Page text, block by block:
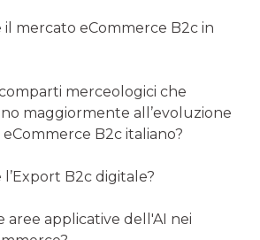
mercato eCommerce B2c in
merceologici che
maggiormente all’evoluzione
B2c italiano?
B2c digitale?
aree applicative dell'AI nei